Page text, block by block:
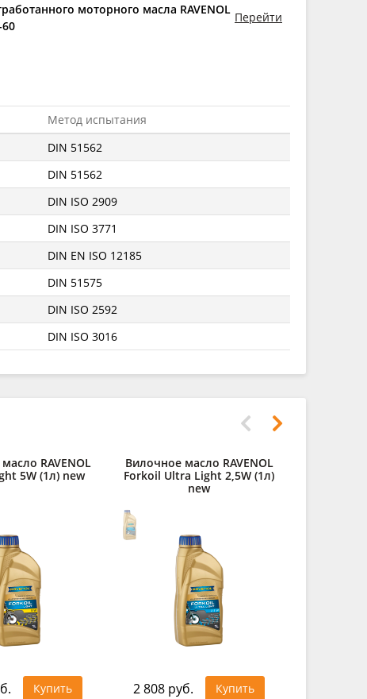
моторного масла RAVENOL
Перейти
Метод испытания
DIN 51562
DIN 51562
DIN ISO 2909
DIN ISO 3771
DIN EN ISO 12185
DIN 51575
DIN ISO 2592
DIN ISO 3016
RAVENOL
5W (1л) new
Купить
Вилочное масло RAVENOL
Forkoil Ultra Light 2,5W (1л)
new
2 808 руб.
Купить